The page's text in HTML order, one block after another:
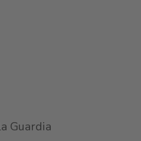
Guardia